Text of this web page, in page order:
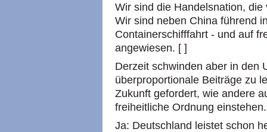
Wir sind die Handelsnation,
Wir sind neben China führend
Containerschifffahrt - und auf
angewiesen. [ ]
Derzeit schwinden aber in den
überproportionale Beiträge zu
Zukunft gefordert, wie andere
freiheitliche Ordnung einstehen.
Ja: Deutschland leistet schon